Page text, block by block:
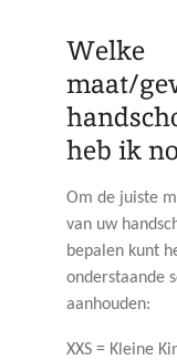
Welke
maat/
heb ik
Om de juiste
van uw
bepalen kunt
onderstaande
aanhouden:
XXS = Kleine